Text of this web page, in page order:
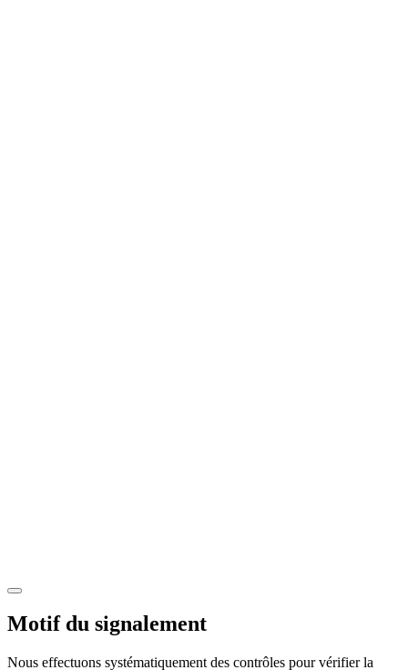
Motif du signalement
Nous effectuons systématiquement des contrôles pour vérifier la